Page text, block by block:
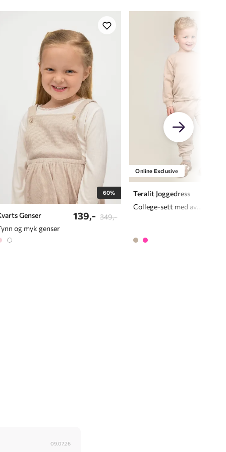
60%
Genser
og myk genser
139,- 349,-
Online Exclusive
Teralit Joggedress
09.07.26